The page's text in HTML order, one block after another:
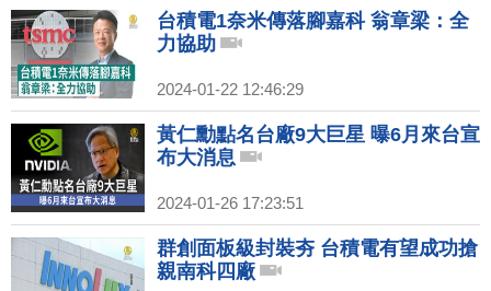
台積電1奈米傳落腳嘉科 翁章梁：全
力協助
2024-01-22 12:46:29
黃仁勳點名台廠9大巨星 曝6月來台宣
布大消息
2024-01-26 17:23:51
群創面板級封裝夯 台積電有望成功搶
親南科四廠